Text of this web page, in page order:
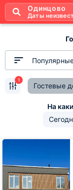
Одинцово
Даты
Гостевые
1
Гостевой
Состояния
Хаус
Рублёвка